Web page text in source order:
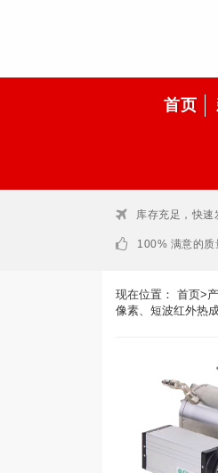
首页
库存充足，快速
100% 满意的质
现在位置： 首页>
像素、短波红外热